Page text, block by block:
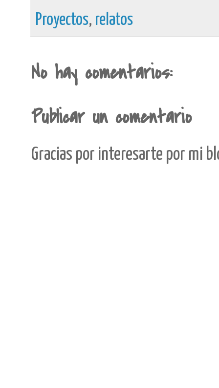
Proyectos, relatos
No hay comentarios:
Publicar un comentario
Gracias por interesarte por mi